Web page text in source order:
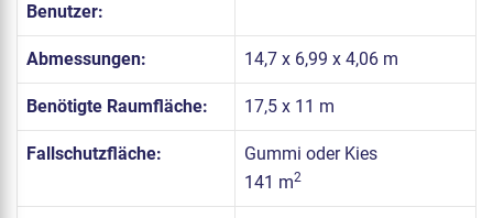
Benutzer:
Abmessungen: 14,7 x 6,99 x 4,06 m
Benötigte Raumfläche: 17,5 x 11 m
Fallschutzfläche:
Gummi oder Kies
141 m2